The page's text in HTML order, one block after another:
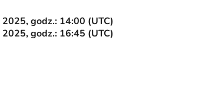
godz.: 14:00 (UTC)
godz.: 16:45 (UTC)